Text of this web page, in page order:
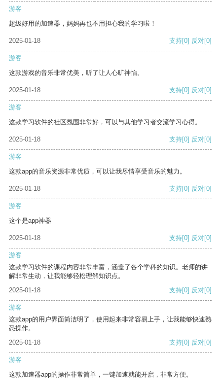
游客
超级好用的加速器，妈妈再也不用担心我的学习啦！
2025-01-18 支持[0] 反对[0]
游客
这款游戏的音乐非常优美，听了让人心旷神怡。
2025-01-18 支持[0] 反对[0]
游客
这款学习软件的社区氛围非常好，可以与其他学习者交流学习心得。
2025-01-18 支持[0] 反对[0]
游客
这款app的音乐资源非常优质，可以让我尽情享受音乐的魅力。
2025-01-18 支持[0] 反对[0]
游客
这个是app神器
2025-01-18 支持[0] 反对[0]
游客
这款学习软件的课程内容非常丰富，涵盖了各个学科的知识。老师的讲
解非常生动，让我能够轻松理解知识点。
2025-01-18
支持[0] 反对[0]
游客
这款app的用户界面简洁明了，使用起来非常容易上手，让我能够快速熟
悉操作。
2025-01-18
支持[0] 反对[0]
游客
这款加速器app的操作非常简单，一键加速就能开启，非常方便。